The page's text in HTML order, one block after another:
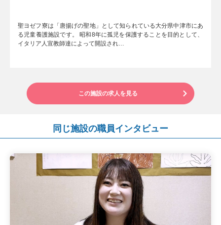
聖ヨゼフ寮は「唐揚げの聖地」として知られている大分県中津市にあ
る児童養護施設です。 昭和8年に孤児を保護することを目的として、
イタリア人宣教師達によって開設され…
この施設の求人を見る
同じ施設の職員インタビュー